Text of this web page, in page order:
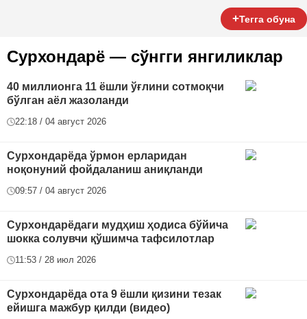
+Тегга обуна
Сурхондарё — сўнгги янгиликлар
40 миллионга 11 ёшли ўғлини сотмоқчи
бўлган аёл жазоланди
22:18 / 04 август 2026
Сурхондарёда ўрмон ерларидан
ноқонуний фойдаланиш аниқланди
09:57 / 04 август 2026
Сурхондарёдаги мудҳиш ҳодиса бўйича
шокка солувчи қўшимча тафсилотлар
11:53 / 28 июл 2026
Сурхондарёда ота 9 ёшли қизини тезак
ейишга мажбур қилди (видео)